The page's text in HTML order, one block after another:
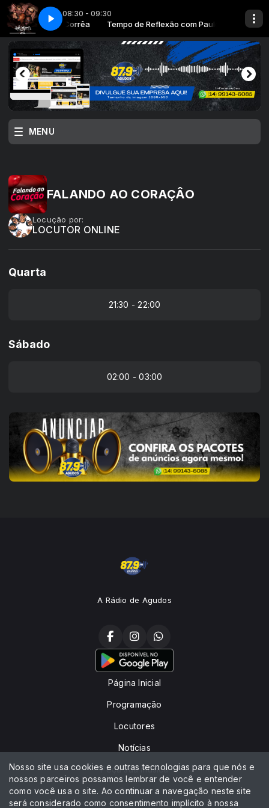
08:30 - 09:30
com Paulo Corrêa Tempo de Reflexão com Paulo Corrêa
PARTE 2 sexta SEM DATA 1 TEMPO DE REFLEXÏ PARTE 2 sexta SEM
MENU
FALANDO AO CORAÇÂO
Locução por:
LOCUTOR ONLINE
Quarta
21:30 - 22:00
Sábado
02:00 - 03:00
A Rádio de Agudos
Página Inicial
Programação
Locutores
Notícias
Peça sua música
Contato
Nosso site usa cookies e outras tecnologias para que nós e
nossos parceiros possamos lembrar de você e entender
como você usa o site. Ao continuar a navegação neste site
será considerado como consentimento implícito à nossa